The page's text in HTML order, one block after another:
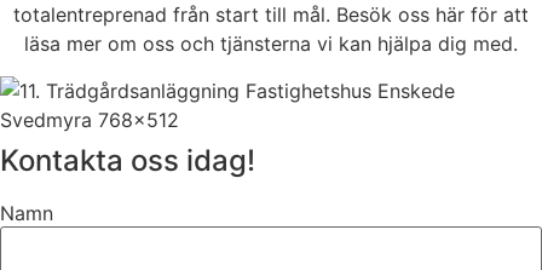
totalentreprenad från start till mål. Besök oss här för att
läsa mer om oss och tjänsterna vi kan hjälpa dig med.
Kontakta oss idag!
Namn